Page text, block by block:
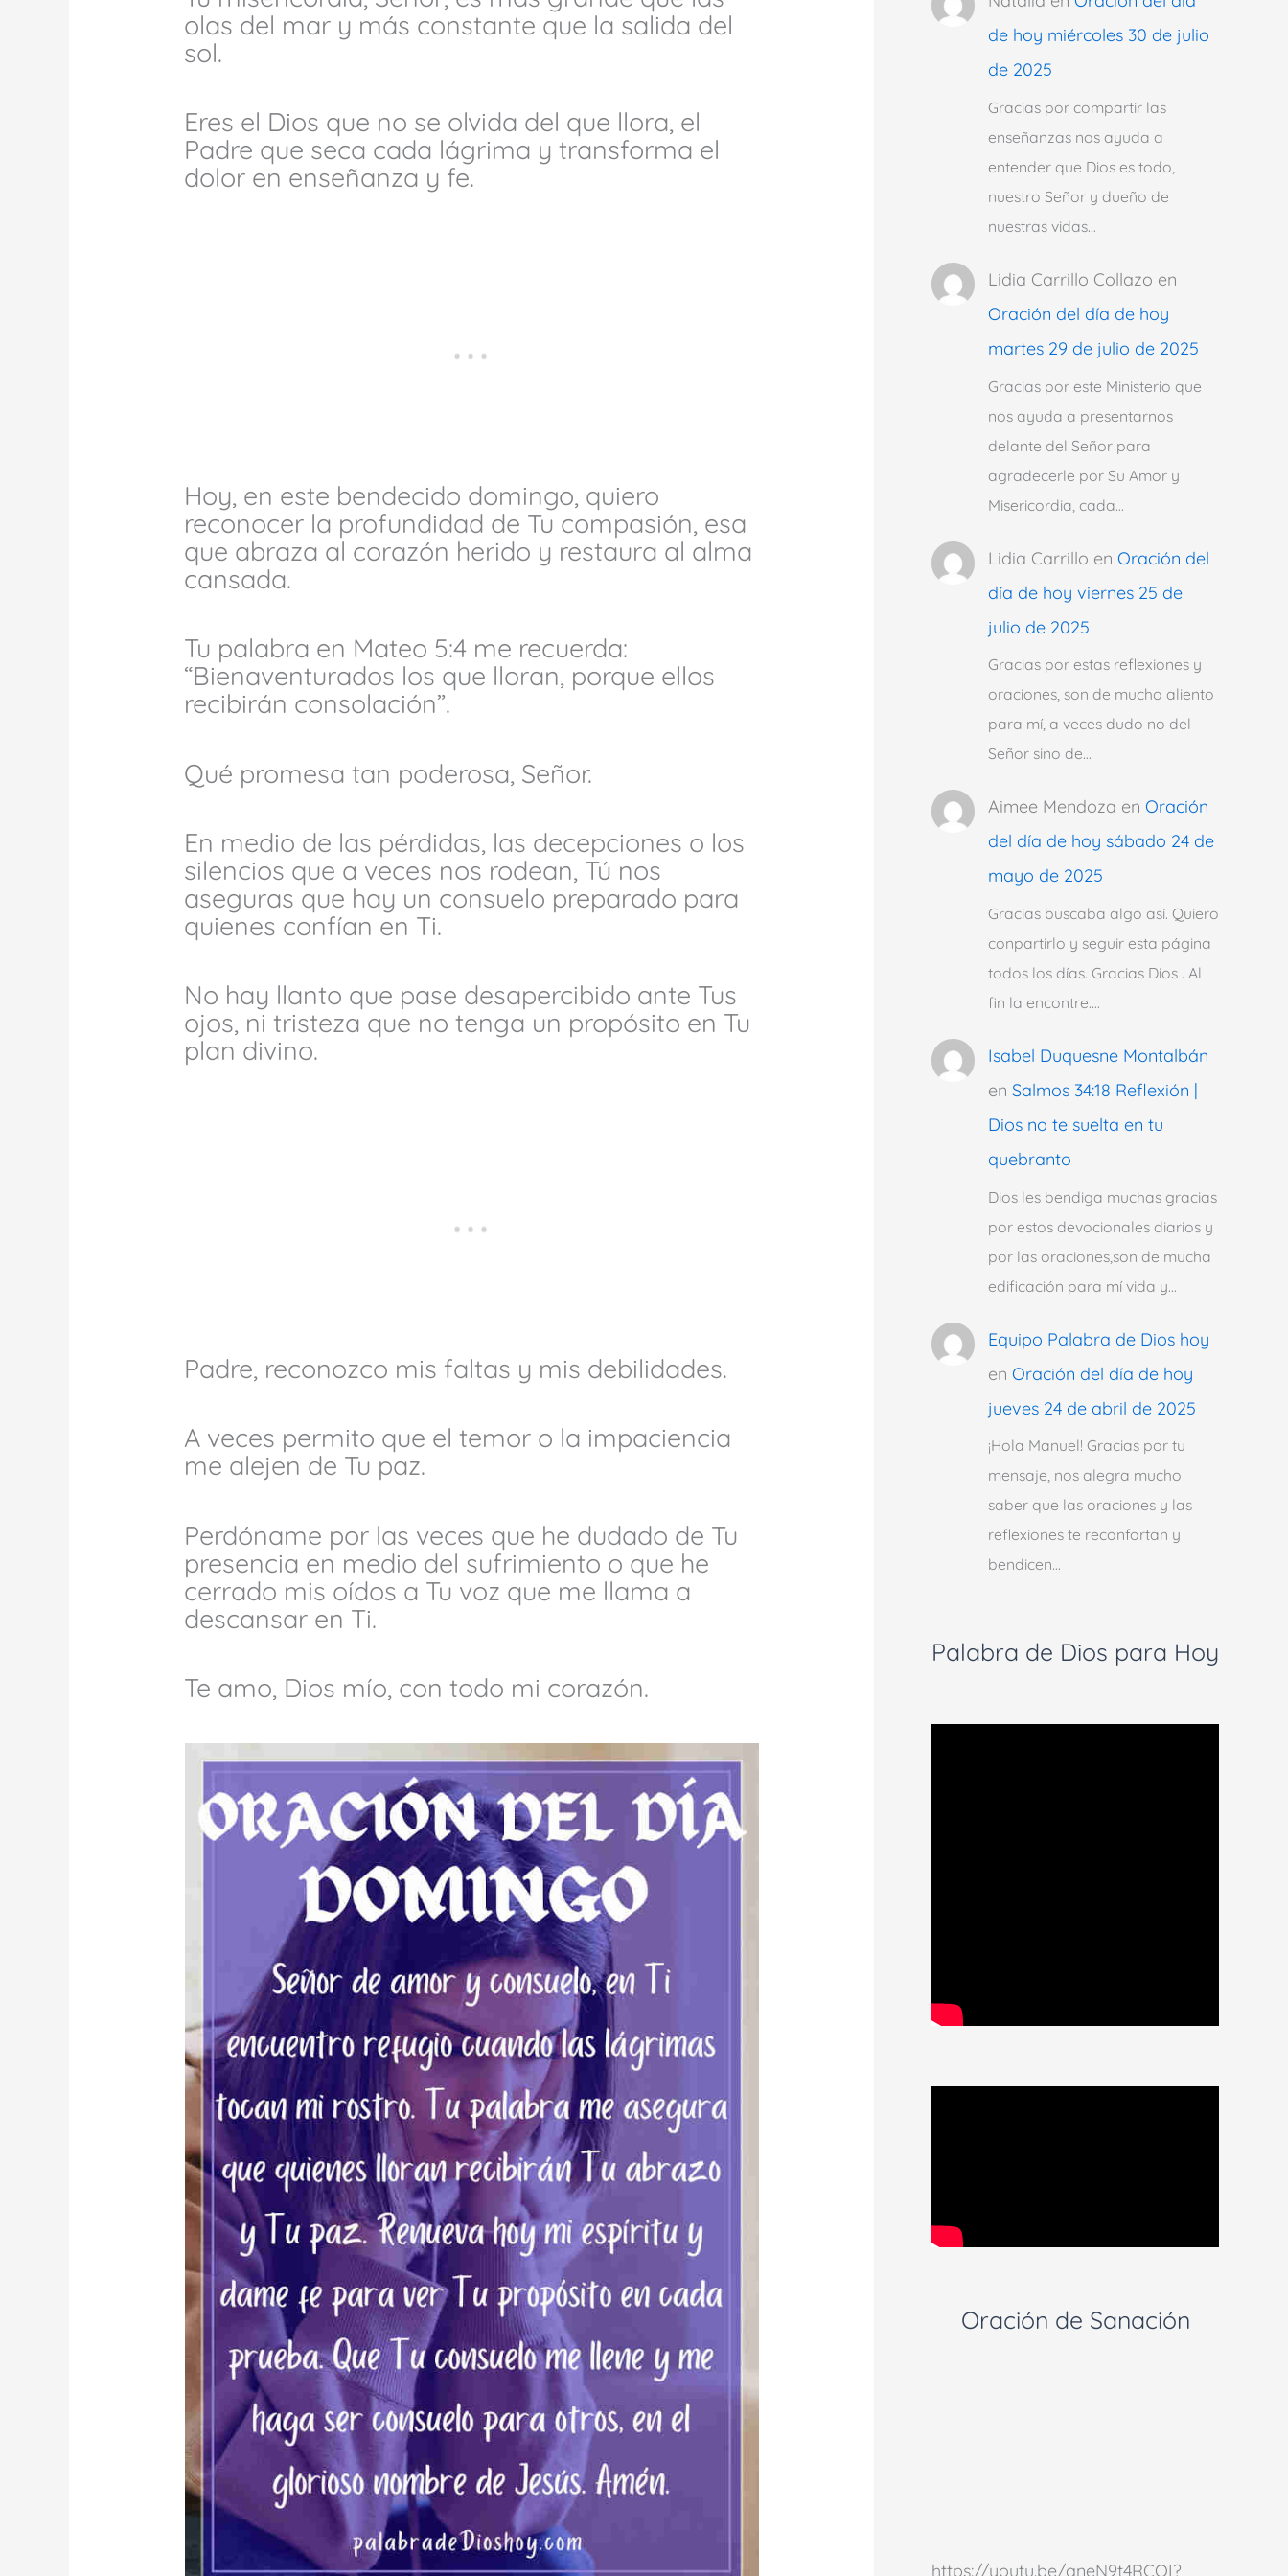
olas del mar y más constante que la salida del
sol.
Eres el Dios que no se olvida del que llora, el
Padre que seca cada lágrima y transforma el
dolor en enseñanza y fe.
Hoy, en este bendecido domingo, quiero
reconocer la profundidad de Tu compasión, esa
que abraza al corazón herido y restaura al alma
cansada.
Tu palabra en Mateo 5:4 me recuerda:
“Bienaventurados los que lloran, porque ellos
recibirán consolación”.
Qué promesa tan poderosa, Señor.
En medio de las pérdidas, las decepciones o los
silencios que a veces nos rodean, Tú nos
aseguras que hay un consuelo preparado para
quienes confían en Ti.
No hay llanto que pase desapercibido ante Tus
ojos, ni tristeza que no tenga un propósito en Tu
plan divino.
Padre, reconozco mis faltas y mis debilidades.
A veces permito que el temor o la impaciencia
me alejen de Tu paz.
Perdóname por las veces que he dudado de Tu
presencia en medio del sufrimiento o que he
cerrado mis oídos a Tu voz que me llama a
descansar en Ti.
Te amo, Dios mío, con todo mi corazón.
de hoy miércoles 30 de julio
de 2025
Gracias por compartir las
enseñanzas nos ayuda a
entender que Dios es todo,
nuestro Señor y dueño de
nuestras vidas…
Lidia Carrillo Collazo en
Oración del día de hoy
martes 29 de julio de 2025
Gracias por este Ministerio que
nos ayuda a presentarnos
delante del Señor para
agradecerle por Su Amor y
Misericordia, cada…
Lidia Carrillo en Oración del
día de hoy viernes 25 de
julio de 2025
Gracias por estas reflexiones y
oraciones, son de mucho aliento
para mí, a veces dudo no del
Señor sino de…
Aimee Mendoza en Oración
del día de hoy sábado 24 de
mayo de 2025
Gracias buscaba algo así. Quiero
conpartirlo y seguir esta página
todos los días. Gracias Dios . Al
fin la encontre.…
Isabel Duquesne Montalbán
en Salmos 34:18 Reflexión |
Dios no te suelta en tu
quebranto
Dios les bendiga muchas gracias
por estos devocionales diarios y
por las oraciones,son de mucha
edificación para mí vida y…
Equipo Palabra de Dios hoy
en Oración del día de hoy
jueves 24 de abril de 2025
¡Hola Manuel! Gracias por tu
mensaje, nos alegra mucho
saber que las oraciones y las
reflexiones te reconfortan y
bendicen…
Palabra de Dios para Hoy
Oración de Sanación
https://youtu.be/aneN9t4RCOI?